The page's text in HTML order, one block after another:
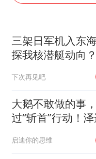
百
三架日军机入东
探我核潜艇动向
下次再见吧
大鹅不敢做的事
过“斩首”行动！
启迪你的思维